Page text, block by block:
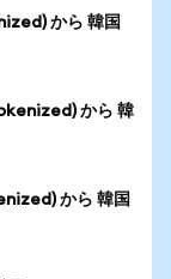
から 韓国
から 韓
から 韓国